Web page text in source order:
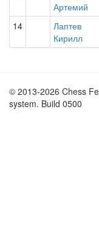
Артемий
14
Лаптев
Кирилл
© 2013-2026 Chess
system. Build 0500